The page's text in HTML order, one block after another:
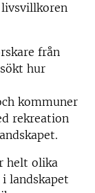
från
hur
kommuner
rekreation
helt olika
landskapet